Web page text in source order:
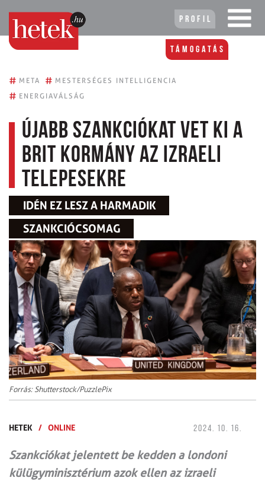
Profil
Támogatás
# META # MESTERSÉGES INTELLIGENCIA
# ENERGIAVÁLSÁG
Újabb szankciókat vet ki a
brit kormány az izraeli
telepesekre
IDÉN EZ LESZ A HARMADIK
SZANKCIÓCSOMAG
Forrás: Shutterstock/PuzzlePix
HETEK / ONLINE 2024. 10. 16.
Szankciókat jelentett be kedden a londoni
külügyminisztérium azok ellen az izraeli